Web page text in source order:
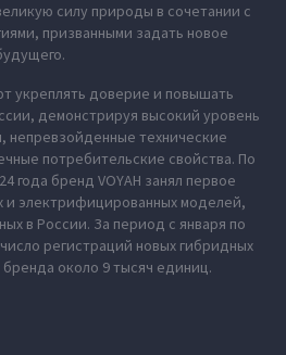
силу природы в сочетании с
призванными задать новое
укреплять доверие и повышать
демонстрируя высокий уровень
непревзойденные технические
потребительские свойства. По
года бренд VOYAH занял первое
и электрифицированных моделей,
в России. За период с января по
регистраций новых гибридных
около 9 тысяч единиц.